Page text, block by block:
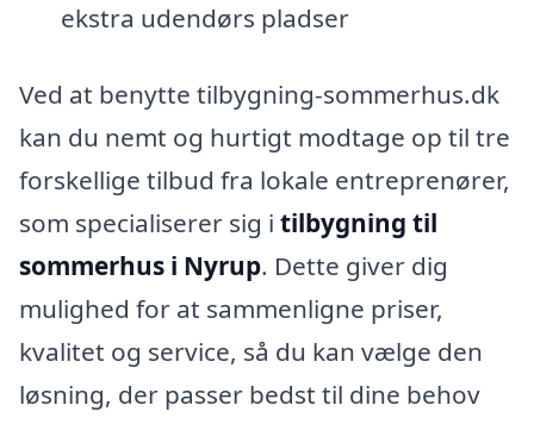
ekstra udendørs pladser
Ved at benytte tilbygning-sommerhus.dk
kan du nemt og hurtigt modtage op til tre
forskellige tilbud fra lokale entreprenører,
som specialiserer sig i tilbygning til
sommerhus i Nyrup. Dette giver dig
mulighed for at sammenligne priser,
kvalitet og service, så du kan vælge den
løsning, der passer bedst til dine behov